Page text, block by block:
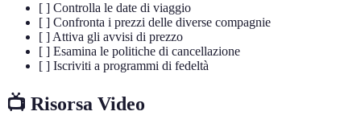
[ ] Controlla le date di viaggio
[ ] Confronta i prezzi delle diverse compagnie
[ ] Attiva gli avvisi di prezzo
[ ] Esamina le politiche di cancellazione
[ ] Iscriviti a programmi di fedeltà
📺 Risorsa Video